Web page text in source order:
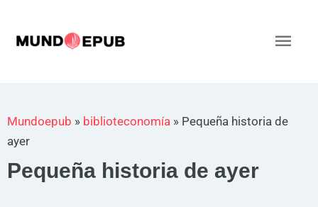
contenido
Mundoepub » biblioteconomía » Pequeña historia de
ayer
Pequeña historia de ayer